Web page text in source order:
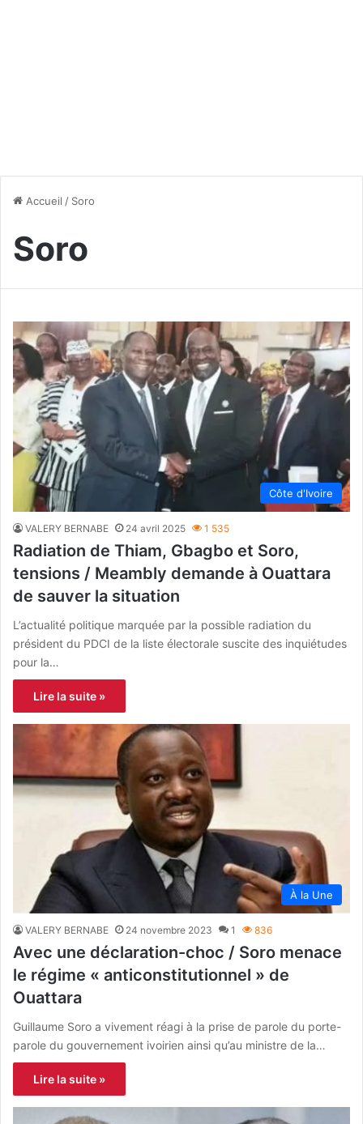
Accueil / Soro
Soro
Côte d'Ivoire
VALERY BERNABE 24 avril 2025 1 535
Radiation de Thiam, Gbagbo et Soro,
tensions / Meambly demande à Ouattara
de sauver la situation
L’actualité politique marquée par la possible radiation du
président du PDCI de la liste électorale suscite des inquiétudes
pour la…
Lire la suite »
À la Une
VALERY BERNABE 24 novembre 2023 1 836
Avec une déclaration-choc / Soro menace
le régime « anticonstitutionnel » de
Ouattara
Guillaume Soro a vivement réagi à la prise de parole du porte-
parole du gouvernement ivoirien ainsi qu’au ministre de la…
Lire la suite »